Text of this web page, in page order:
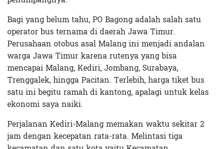
Bagi yang belum tahu, PO Bagong adalah salah satu
operator bus ternama di daerah Jawa Timur.
Perusahaan otobus asal Malang ini menjadi andalan
warga Jawa Timur karena rutenya yang bisa
mencapai Malang, Kediri, Jombang, Surabaya,
Trenggalek, hingga Pacitan. Terlebih, harga tiket bus
satu ini begitu ramah di kantong, apalagi untuk kelas
ekonomi saya naiki.
Perjalanan Kediri-Malang memakan waktu sekitar 2
jam dengan kecepatan rata-rata. Melintasi tiga